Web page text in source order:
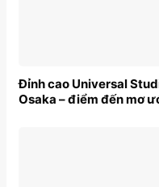
Đỉnh cao Universal
Osaka – điểm đến mơ